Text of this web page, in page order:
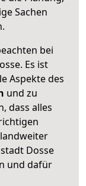
Sachen
bei
Es ist
Aspekte des
und zu
dass alles
Dosse
und dafür